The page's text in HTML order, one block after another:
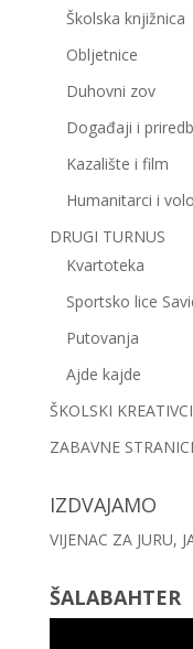
Školska knjižnica
Obljetnice
Duhovni zov
Događaji i
Kazalište i film
Humanitarci i
DRUGI TURNUS
Kvartoteka
Sportsko lice
Putovanja
Ajde kajde
ŠKOLSKI KREATIVCI
ZABAVNE
IZDVAJAMO
VIJENAC ZA JURU,
ŠALABAHTER